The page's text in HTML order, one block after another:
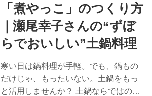
から、タンパク質が豊富なまぐろを使
った「ねぎま鍋」のつくり方を紹介し
ます。
「煮やっこ」のつくり方
｜瀬尾幸子さんの“ずぼ
らでおいしい”土鍋料理
寒い日は鍋料理が手軽。でも、鍋もの
だけじゃ、もったいない。土鍋をもっ
と活用しませんか？ 土鍋ならではの簡